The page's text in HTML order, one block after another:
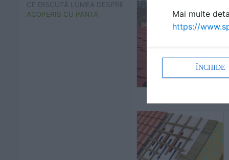
CE DISCUTĂ LUMEA DESPRE
ACOPERIS CU PANTA
Mai multe
https://
ÎNCHIDE